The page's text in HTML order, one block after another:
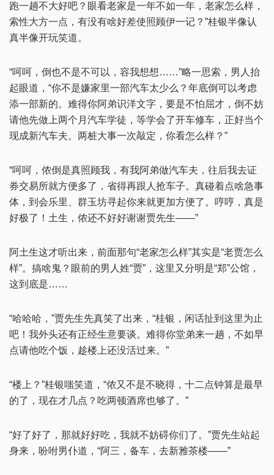
跑一趟不大好吧？眼看老家是一年不如一年，老家怎么样，
索性大方一点，有没有啥好差使照顾伊一记？”桂银半像认
真半像开玩笑道。
“呵呵，倒也不是不可以，容我想想……”略一思索，男人抬
起眼道，“你不是嫌家里一部汽车太少么？年底倒可以考虑
添一部新的。难得你阿弟识洋文字，要是不怕屈才，倒不妨
请他先做上两个月汽车学徒，等学会了开车修车，正好当个
现成新汽车夫。两桩大事一次敲定，你看怎么样？”
“呵呵，侬倒是真照顾我，有我阿弟做汽车夫，往后我去证
券交易所就方便多了，省得再跟人抢车子。真碰着点啥急事
体，到会乐里、群玉坊寻起你来就更加方便了。哼哼，真是
好极了！土生，侬还不好好谢谢贾先生——”
阿土生这才听出来，前面那句“老家怎么样”其实是“老贾怎么
样”。搞啥鬼？眼前的男人姓“贾”，这里又分明是“郑”公馆，
这到底是……
“哈哈哈，”贾先生先真笑了出来，“桂银，闲话扯到这里为止
吧！我外头还有正经生意要谈。难得你堂弟来一趟，不如早
点请他吃个饭，趁楼上还没活过来。”
“楼上？”桂银嗤笑道，“侬又不是不晓得，十二点钟算是最早
的了，现在才几点？吃两顿酒席也够了。”
“好了好了，那就好好吃，我就不妨碍你们了。”贾先生站起
身来，吩咐男仆道，“阿三，备车，去新雅茶楼——”